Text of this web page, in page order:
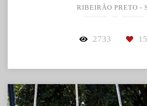
RIBEIRÃO PRETO -
2733 15